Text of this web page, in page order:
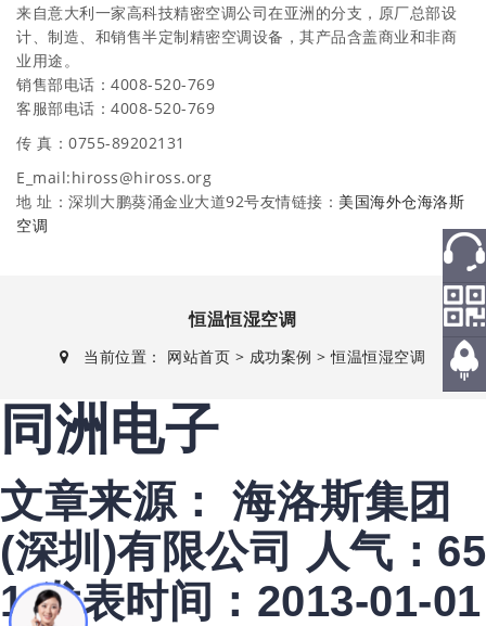
来自意大利一家高科技精密空调公司在亚洲的分支，原厂总部设
计、制造、和销售半定制精密空调设备，其产品含盖商业和非商
业用途。
销售部电话：4008-520-769
客服部电话：4008-520-769
传 真：0755-89202131
E_mail:hiross@hiross.org
地 址：深圳大鹏葵涌金业大道92号友情链接： 美国海外仓海洛斯
空调
恒温恒湿空调
当前位置： 网站首页 > 成功案例 >恒温恒湿空调
同洲电子
文章来源： 海洛斯集团
(深圳)有限公司
人气：65
1 发表时间：2013-01-01
热线
微信